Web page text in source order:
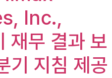
Inc.,
무 결과 보
지침 제공